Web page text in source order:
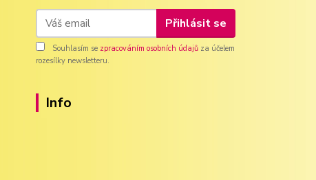
Přihlásit se
Souhlasím se zpracováním osobních údajů za účelem
rozesílky newsletteru.
Info